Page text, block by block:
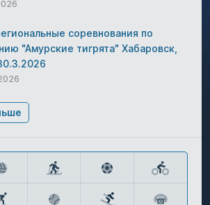
соревнования по
"Амурские тигрята" Хабаровск,